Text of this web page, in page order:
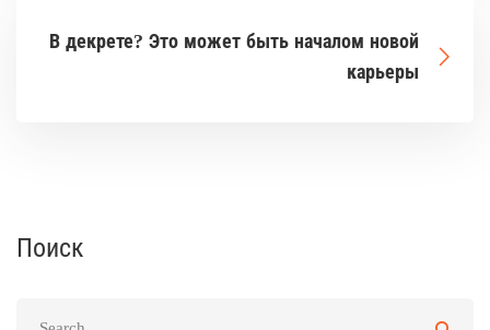
В декрете? Это может быть началом новой
карьеры
Поиск